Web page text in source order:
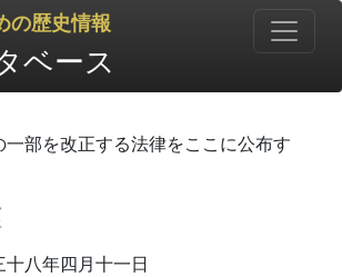
の歴史情報
ベース
一部を改正する法律をここに公布す
十八年四月十一日